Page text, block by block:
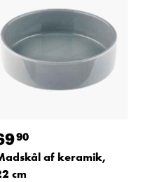
90
af keramik,
cm